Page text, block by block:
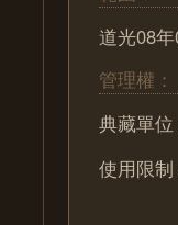
道光08
管理權：
典藏單
使用限